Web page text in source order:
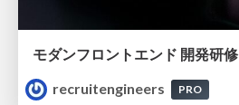
モダンフロントエンド 開発研修
recruitengineers
PRO